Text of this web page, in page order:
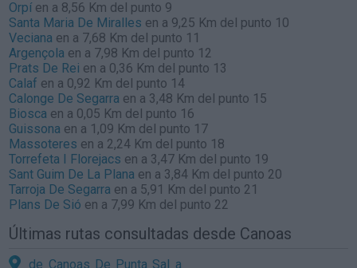
Orpí en a 8,56 Km del punto 9
Santa Maria De Miralles en a 9,25 Km del punto 10
Veciana en a 7,68 Km del punto 11
Argençola en a 7,98 Km del punto 12
Prats De Rei en a 0,36 Km del punto 13
Calaf en a 0,92 Km del punto 14
Calonge De Segarra en a 3,48 Km del punto 15
Biosca en a 0,05 Km del punto 16
Guissona en a 1,09 Km del punto 17
Massoteres en a 2,24 Km del punto 18
Torrefeta I Florejacs en a 3,47 Km del punto 19
Sant Guim De La Plana en a 3,84 Km del punto 20
Tarroja De Segarra en a 5,91 Km del punto 21
Plans De Sió en a 7,99 Km del punto 22
Últimas rutas consultadas desde Canoas
de Canoas De Punta Sal a